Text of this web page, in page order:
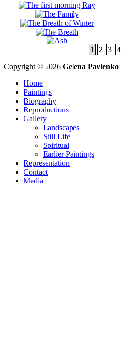
1 2 3 4
Copyright © 2026 Gelena Pavlenko
Home
Paintings
Biography
Reproductions
Gallery
Landscapes
Still Life
Spiritual
Earlier Paintings
Representation
Contact
Media